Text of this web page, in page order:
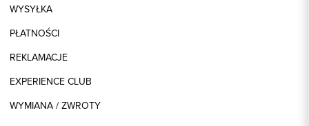
WYSYŁKA
PŁATNOŚCI
REKLAMACJE
EXPERIENCE CLUB
WYMIANA / ZWROTY